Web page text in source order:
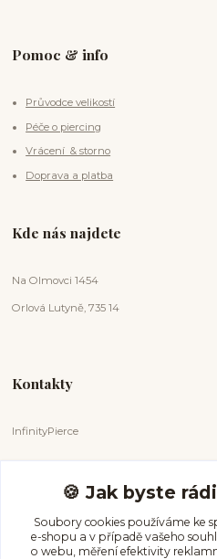
Pomoc & info
Průvodce velikostí
Péče o piercing
Vrácení & storno
Doprava a platba
Kde nás najdete
Na Olmovci 1454
Orlová Lutyně, 735 14
Kontakty
InfinityPierce
+420 731 681 038
(Po-Ne, 9-18 hod.)
info@infinitypierce.cz
🍪 Jak byste
Soubory cookies používáme ke
e-shopu a v případě vašeho
o webu, měření efektivity